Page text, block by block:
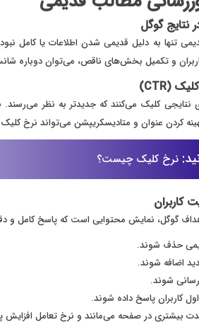
تنها به دلیل قدیمی شدن اطلاعات یا کامل
و تکمیل بخش‌های ناقص، می‌توان دوباره
نتایجی کلیک می‌کنند که جدیدتر به نظر
کردن عنوان و متادیسکریپشن می‌تواند نرخ
نرخ کلیک چیست؟
گوگل، نمایش محتوایی است که پاسخ کامل و
حذف شوند.
اضافه شوند.
شوند.
کاربران پاسخ داده شوند.
بیشتری در صفحه می‌مانند و نرخ تعامل افزایش